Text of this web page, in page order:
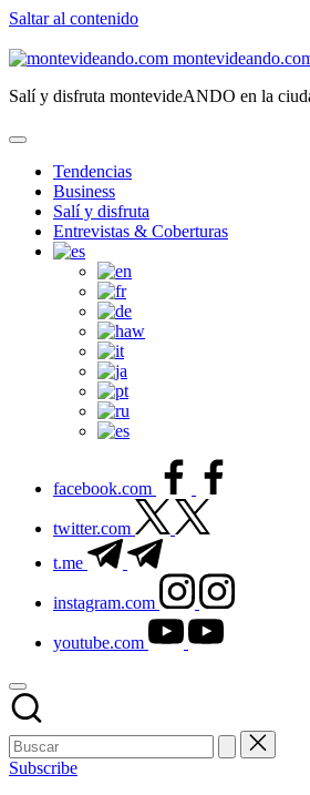
Saltar al contenido
Salí y disfruta montevideANDO en la
Tendencias
Business
Salí y disfruta
Entrevistas & Coberturas
facebook.com
twitter.com
t.me
instagram.com
youtube.com
Subscribe